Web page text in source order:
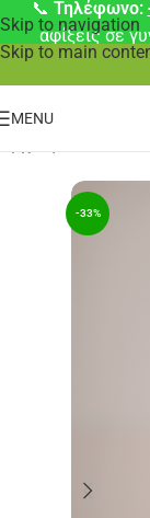
Skip to navigation
Skip to main
📞 Τηλέφωνο:
αφίξεις σε
MENU
-33%